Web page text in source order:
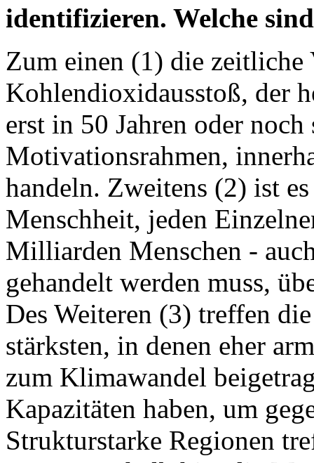
identifizieren. Welche
Zum einen (1) die zeitliche
Kohlendioxidausstoß, der
erst in 50 Jahren oder
Motivationsrahmen,
handeln. Zweitens (2) ist
Menschheit, jeden
Milliarden Menschen -
gehandelt werden muss,
Des Weiteren (3) treffen
stärksten, in denen eher
zum Klimawandel
Kapazitäten haben, um
Strukturstarke Regionen